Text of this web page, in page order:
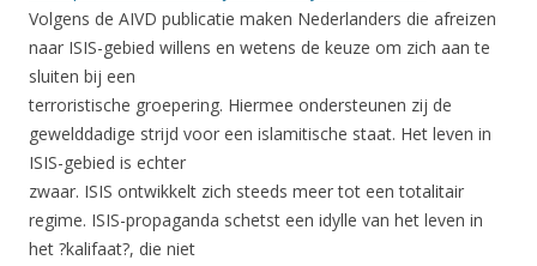
Volgens de AIVD publicatie maken Nederlanders die afreizen
naar ISIS-gebied willens en wetens de keuze om zich aan te
sluiten bij een
terroristische groepering. Hiermee ondersteunen zij de
gewelddadige strijd voor een islamitische staat. Het leven in
ISIS-gebied is echter
zwaar. ISIS ontwikkelt zich steeds meer tot een totalitair
regime. ISIS-propaganda schetst een idylle van het leven in
het ?kalifaat?, die niet